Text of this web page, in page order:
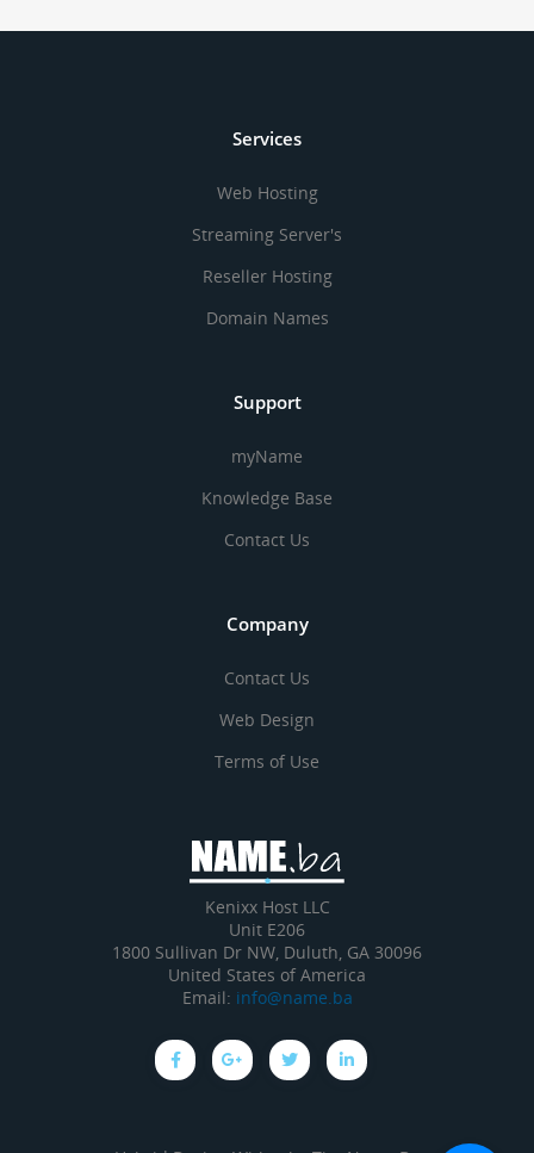
Services
Web Hosting
Streaming Server's
Reseller Hosting
Domain Names
Support
myName
Knowledge Base
Contact Us
Company
Contact Us
Web Design
Terms of Use
Kenixx Host LLC
Unit E206
1800 Sullivan Dr NW, Duluth, GA 30096
United States of America
Email: info@name.ba